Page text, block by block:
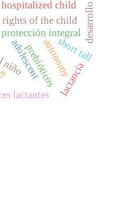
protección integral
autonomy
rights of the child
adolescent
hospitalized child
lactancia
lactantes
short tall
desarrollo
prebióticos